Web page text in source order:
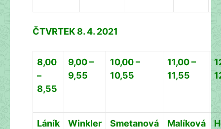
ČTVRTEK 8. 4. 2021
8,00
–
8,55
9,00 –
9,55
10,00 –
10,55
11,00 –
11,55
Láník Winkler Smetanová Malíková